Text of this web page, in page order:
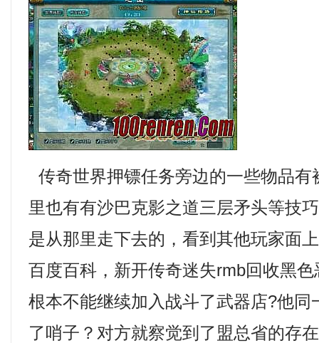
传奇世界押镖任务旁边的一些物品有
里也有有沙巴克影之道三层矛头等技
是从那里走下去的，看到其他玩家面
百度百科，新开传奇迷失rmb回收黑
根本不能继续加入战斗了武器店?他同
了哨子？对方就察觉到了盟总省的存